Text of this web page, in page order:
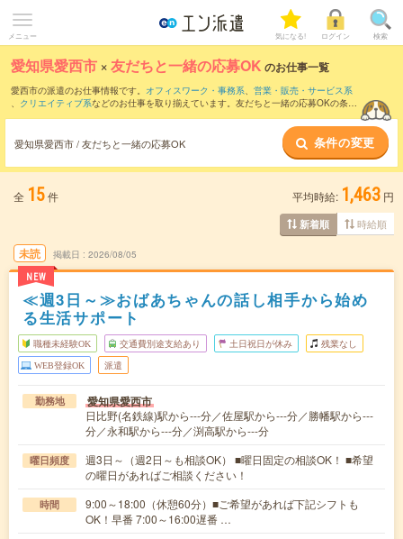
メニュー 気になる! ログイン 検索
愛知県愛西市 ×友だちと一緒の応募OK のお仕事一覧
愛西市の派遣のお仕事情報です。 オフィスワーク・事務系、 営業・販売・サービス系
、 クリエイティブ系などのお仕事を取り揃えています。友だちと一緒の応募OKの条件
愛知県愛西市 / 友だちと一緒の応募OK 条件の変更
全 15件 平均時給: 1,463 円
新着順 時給順
未読
NEW
掲載日 2026/08/05
≪週3日～≫おばあちゃんの話し相手から始め
る生活サポート
職種未経験OK 交通費別途支給あり 土日祝日が休み 残業なし
WEB登録OK 派遣
勤務地 愛知県愛西市
日比野(名鉄線)駅から---分／佐屋駅から---分／勝幡駅から---
分／永和駅から---分／渕高駅から---分
曜日頻度
週3日～（週2日～も相談OK） ■曜日固定の相談OK！ ■希望
の曜日があればご相談ください！
時間
9:00～18:00（休憩60分）■ご希望があれば下記シフトも
OK！早番 7:00～16:00遅番 …